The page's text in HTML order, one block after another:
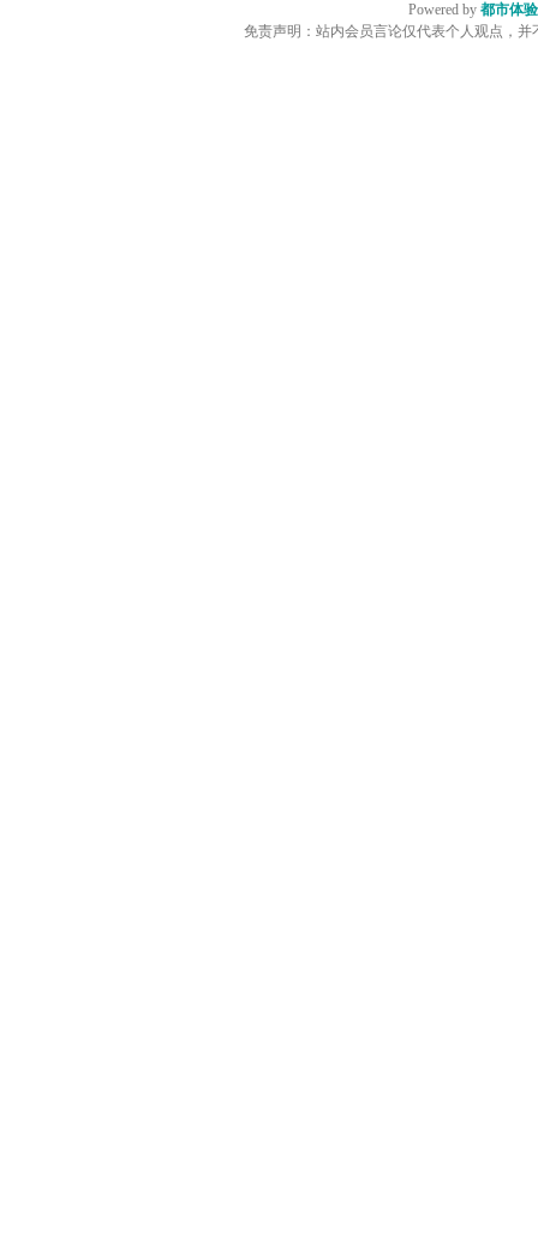
Powered by 都市体
免责声明：站内会员言论仅代表个人观点，